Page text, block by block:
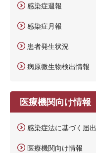
感染症週報
感染症月報
患者発生状況
病原微生物検出情報
医療機関向け情報
感染症法に基づく届出
医療機関向け情報